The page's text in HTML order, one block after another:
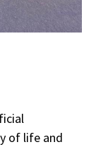
of life and